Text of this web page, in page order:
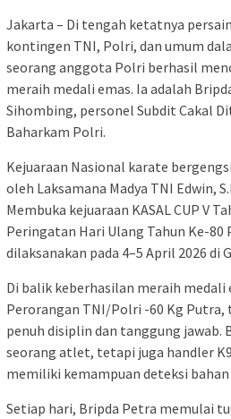
Jakarta – Di tengah ketatnya
kontingen TNI, Polri, dan umum
seorang anggota Polri berhasil
meraih medali emas. Ia adalah
Sihombing, personel Subdit Cakal
Baharkam Polri.
Kejuaraan Nasional karate
oleh Laksamana Madya TNI Edwin,
Membuka kejuaraan KASAL CUP V
Peringatan Hari Ulang Tahun Ke-80
dilaksanakan pada 4–5 April 2026 di
Di balik keberhasilan meraih medali
Perorangan TNI/Polri -60 Kg Putra,
penuh disiplin dan tanggung jawab.
seorang atlet, tetapi juga handler
memiliki kemampuan deteksi
Setiap hari, Bripda Petra memulai